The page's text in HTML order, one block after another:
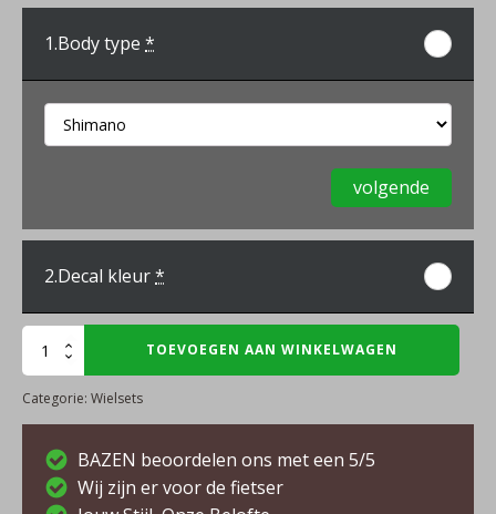
1.Body type *
volgende
2.Decal kleur*
Scope
R6.A
aantal
TOEVOEGEN AAN WINKELWAGEN
Categorie: Wielsets
BAZEN beoordelen ons met een 5/5
Wij zijn er voor de fietser